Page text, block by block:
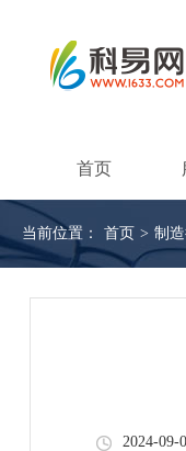
首页
当前位置： 首页 > 制
2024-09-